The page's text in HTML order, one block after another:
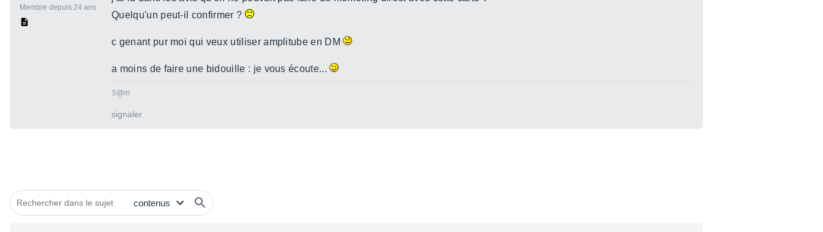
Membre depuis 24 ans
Quelqu'un peut-il confirmer ?
c genant pur moi qui veux utiliser amplitube en DM
a moins de faire une bidouille : je vous écoute...
S@m
signaler